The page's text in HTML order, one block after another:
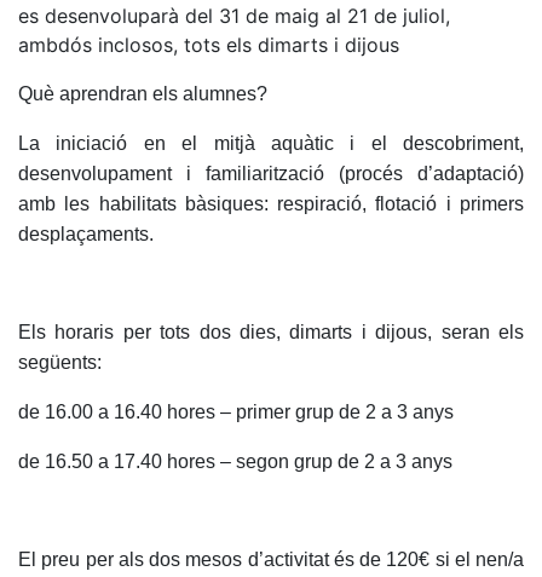
Junta
directiva
i comités
Estructura
executiva
Fundació
Serveis
Preguntes
Freqüents
(FAQs)
Treballa amb
es desenvoluparà del 31 de maig al 21 de juliol,
ambdós inclosos, tots els dimarts i dijous
Què aprendran els alumnes?
La iniciació en el mitjà aquàtic i el descobriment,
desenvolupament i familiarització (procés d’adaptació)
amb les habilitats bàsiques: respiració, flotació i primers
desplaçaments.
Els horaris per tots dos dies, dimarts i dijous, seran els
següents:
de 16.00 a 16.40 hores – primer grup de 2 a 3 anys
de 16.50 a 17.40 hores – segon grup de 2 a 3 anys
El preu per als dos mesos d’activitat és de 120€ si el nen/a